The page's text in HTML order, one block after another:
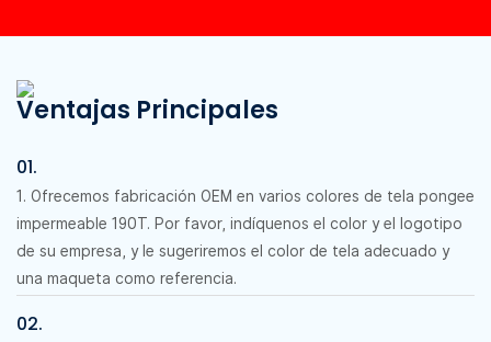
Ventajas Principales
01.
1. Ofrecemos fabricación OEM en varios colores de tela pongee
impermeable 190T. Por favor, indíquenos el color y el logotipo
de su empresa, y le sugeriremos el color de tela adecuado y
una maqueta como referencia.
02.